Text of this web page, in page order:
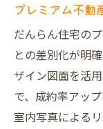
不動
VR活
リフォ
戦略
オンラ
プレミアム不動
だんらん住宅の
との差別化が明
ザイン図面を活
で、成約率アッ
室内写真による